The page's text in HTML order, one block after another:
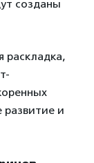
созданы
раскладка,
развитие и